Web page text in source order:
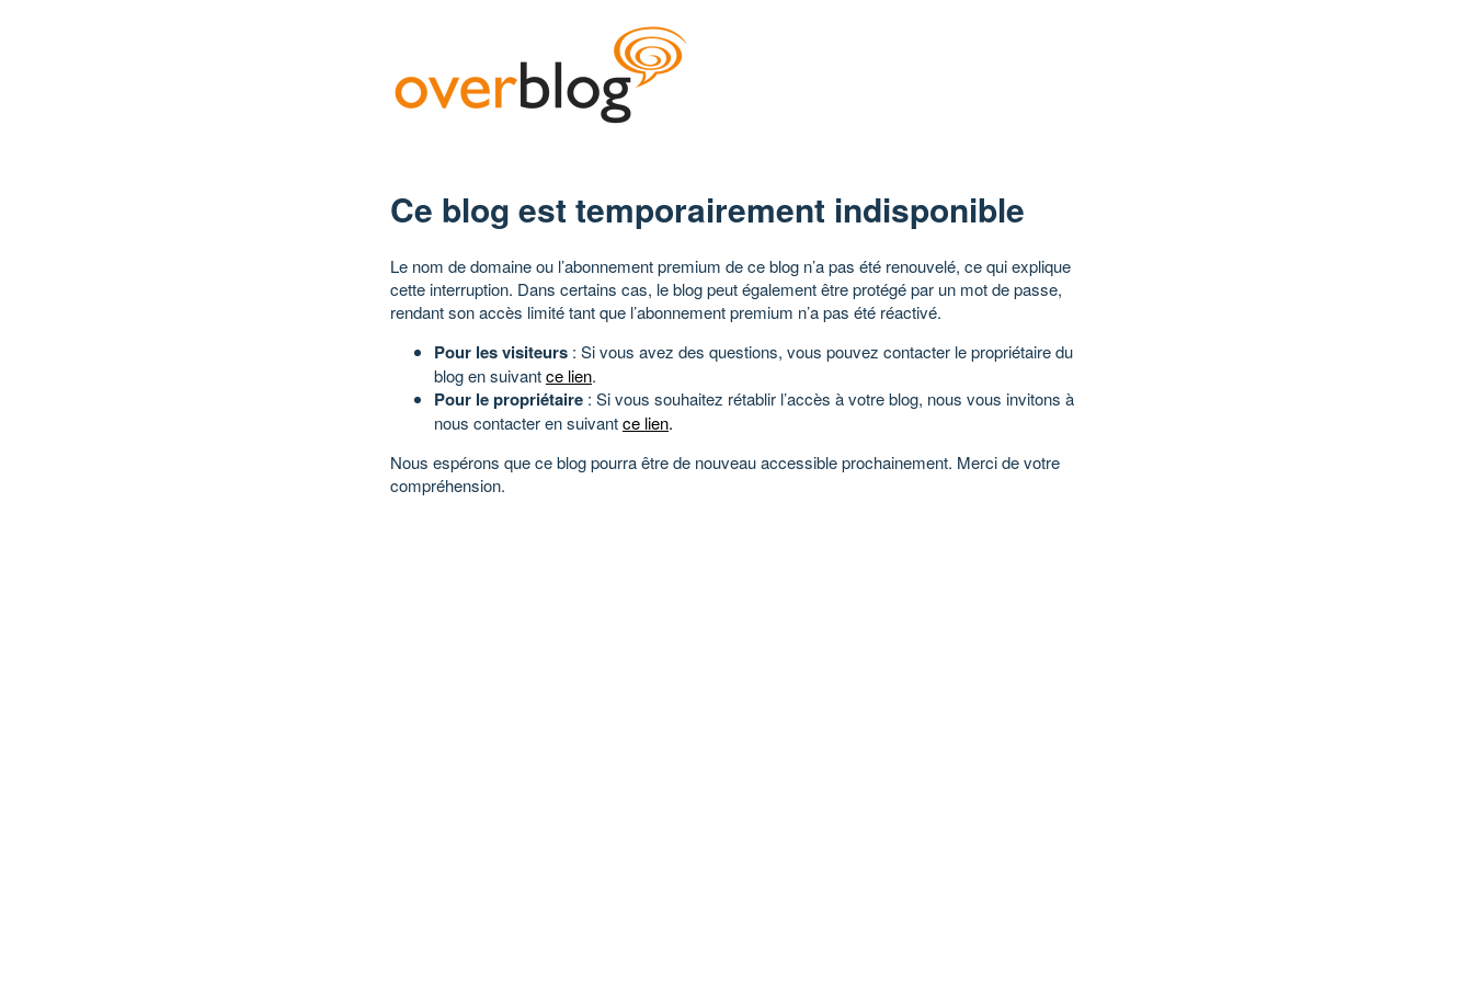
Ce blog est temporairement indisponible
Le nom de domaine ou l’abonnement premium de ce blog n’a pas été renouvelé, ce qui explique
cette interruption. Dans certains cas, le blog peut également être protégé par un mot de passe,
rendant son accès limité tant que l’abonnement premium n’a pas été réactivé.
Pour les visiteurs : Si vous avez des questions, vous pouvez contacter le propriétaire du
blog en suivantce lien.
Pour le propriétaire : Si vous souhaitez rétablir l’accès à votre blog, nous vous invitons à
nous contacter en suivantce lien.
Nous espérons que ce blog pourra être de nouveau accessible prochainement. Merci de votre
compréhension.